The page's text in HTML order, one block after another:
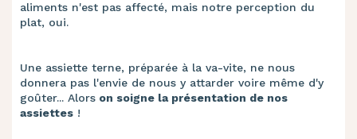
aliments n'est pas affecté, mais notre perception du
plat, oui.
Une assiette terne, préparée à la va-vite, ne nous
donnera pas l'envie de nous y attarder voire même d'y
goûter... Alors on soigne la présentation de nos
assiettes !